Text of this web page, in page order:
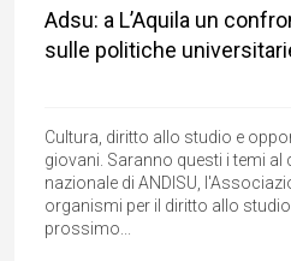
Adsu: a L’Aquila un
sulle politiche
Cultura, diritto allo studio e
giovani. Saranno questi i temi al
nazionale di ANDISU,
organismi per il diritto allo
prossimo...